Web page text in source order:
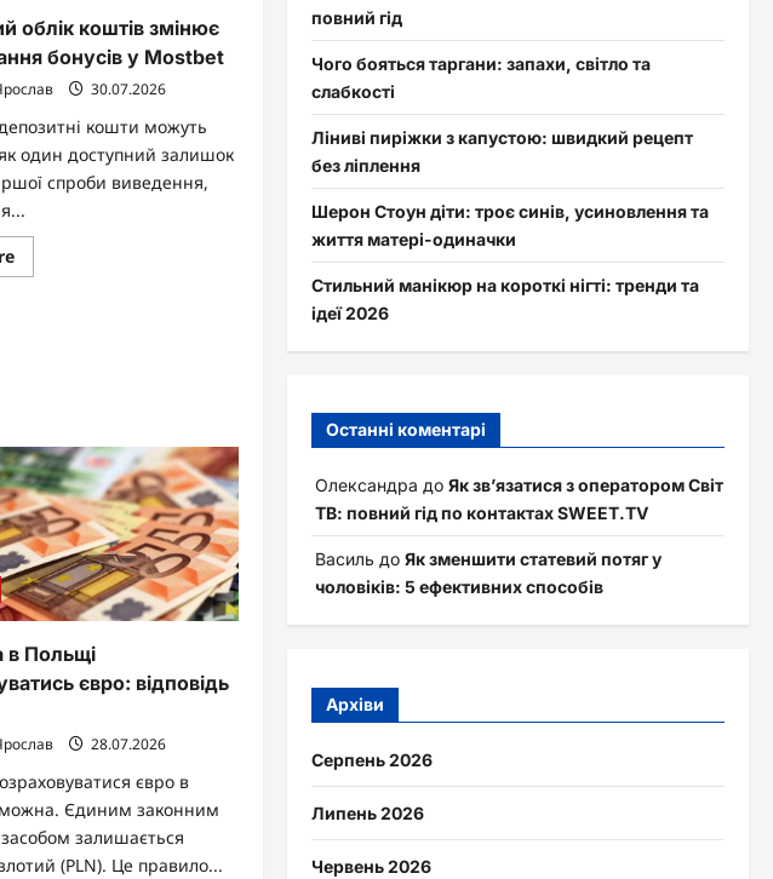
облік коштів змінює
бонусів у Mostbet
30.07.2026
кошти можуть
один доступний залишок
спроби виведення,
Read
more
Польщі
євро: відповідь
28.07.2026
євро в
Єдиним законним
залишається
(PLN). Це правило...
повний гід
Чого бояться таргани: запахи, світло та
слабкості
Ліниві пиріжки з капустою: швидкий рецепт
без ліплення
Шерон Стоун діти: троє синів, усиновлення та
життя матері-одиначки
Стильний манікюр на короткі нігті: тренди та
ідеї 2026
Останні коментарі
Олександра до Як зв’язатися з оператором Світ
ТВ: повний гід по контактах SWEET.TV
Василь до Як зменшити статевий потяг у
чоловіків: 5 ефективних способів
Архіви
Серпень 2026
Липень 2026
Червень 2026